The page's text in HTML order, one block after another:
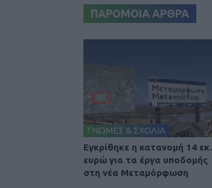
ΠΑΡΟΜΟΙΑ ΑΡΘΡΑ
ΓΝΩΜΕΣ & ΣΧΟΛΙΑ
Εγκρίθηκε η κατανομή 14 εκ.
ευρώ για τα έργα υποδομής
στη νέα Μεταμόρφωση